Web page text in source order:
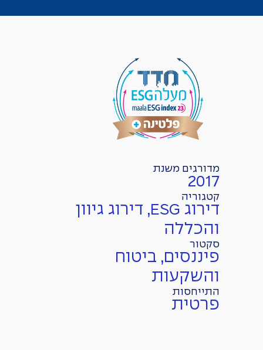
מדורגים משנת
2017
קטגוריה
דירוג ESG, דירוג גיוון
והכללה
סקטור
פיננסים, ביטוח
והשקעות
התייחסות
פרטית